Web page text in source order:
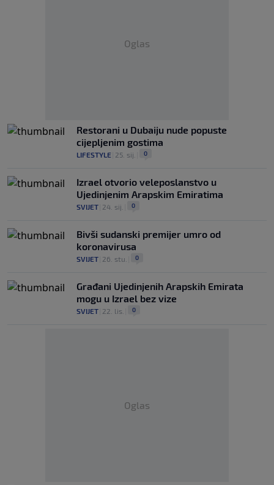
Oglas
Restorani u Dubaiju nude popuste
cijepljenim gostima
LIFESTYLE 25. sij. 0
Izrael otvorio veleposlanstvo u
Ujedinjenim Arapskim Emiratima
SVIJET 24. sij. 0
Bivši sudanski premijer umro od
koronavirusa
SVIJET 26. stu. 0
Građani Ujedinjenih Arapskih Emirata
mogu u Izrael bez vize
SVIJET 22. lis. 0
Oglas